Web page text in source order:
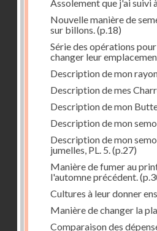
Assolement que j'ai suivi
Nouvelle manière de
sur billons.(p.18)
Série des opérations
changer leur
Description de mon
Description de mes
Description de mon
Description de mon
Description de mon
jumelles, PL. 5.(p.27)
Manière de fumer au
l'automne précédent.
Cultures à leur donner
Manière de changer la
Comparaison des